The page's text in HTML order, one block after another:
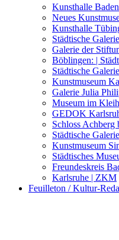
Was seither
Kunsthalle
Neues
Kunsthalle
Städtische
Galerie der
Böblingen: |
Städtische
Kunstmuseum
Galerie Julia
Museum im
GEDOK
Schloss Achberg
Städtische
Kunstmuseum
Städtisches
Freundeskreis
Karlsruhe | ZKM
Feuilleton / Kultur-